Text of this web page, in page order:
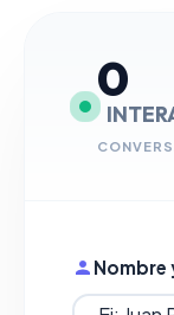
0
Nombre